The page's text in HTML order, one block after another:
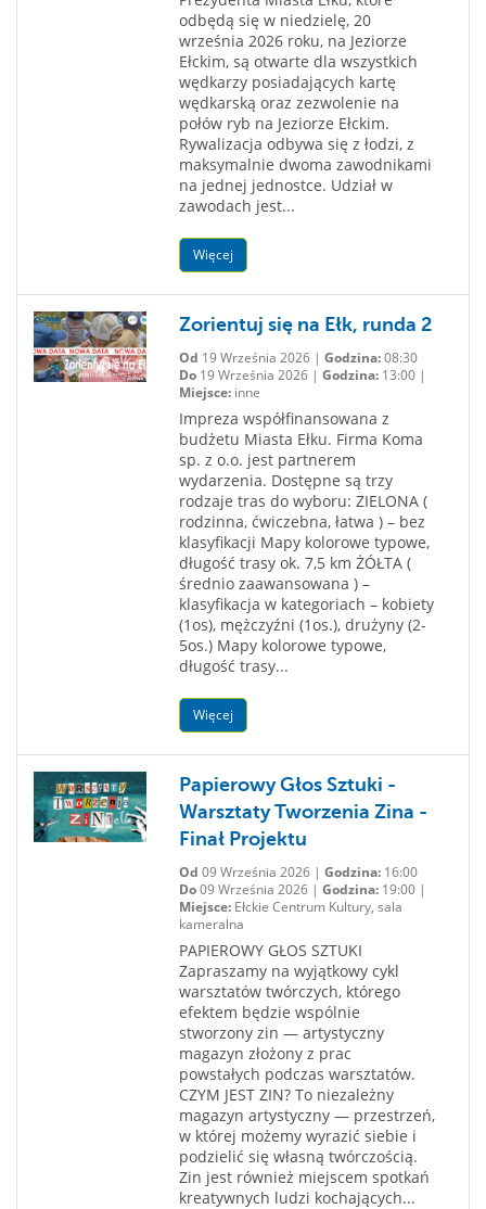
odbędą się w niedzielę, 20
września 2026 roku, na Jeziorze
Ełckim, są otwarte dla wszystkich
wędkarzy posiadających kartę
wędkarską oraz zezwolenie na
połów ryb na Jeziorze Ełckim.
Rywalizacja odbywa się z łodzi, z
maksymalnie dwoma zawodnikami
na jednej jednostce. Udział w
zawodach jest...
Więcej
Zorientuj się na Ełk, runda 2
Od 19 Września 2026 | Godzina:08:30
Do19 Września 2026 | Godzina:13:00 |
Miejsce:inne
Impreza współfinansowana z
budżetu Miasta Ełku. Firma Koma
sp. z o.o. jest partnerem
wydarzenia. Dostępne są trzy
rodzaje tras do wyboru: ZIELONA (
rodzinna, ćwiczebna, łatwa ) – bez
klasyfikacji Mapy kolorowe typowe,
długość trasy ok. 7,5 km ŻÓŁTA (
średnio zaawansowana ) –
klasyfikacja w kategoriach – kobiety
(1os), mężczyźni (1os.), drużyny (2-
5os.) Mapy kolorowe typowe,
długość trasy...
Więcej
Papierowy Głos Sztuki -
Warsztaty Tworzenia Zina -
Finał Projektu
Od 09 Września 2026 | Godzina:16:00
Do09 Września 2026 | Godzina:19:00 |
Miejsce:Ełckie Centrum Kultury, sala
kameralna
PAPIEROWY GŁOS SZTUKI
Zapraszamy na wyjątkowy cykl
warsztatów twórczych, którego
efektem będzie wspólnie
stworzony zin — artystyczny
magazyn złożony z prac
powstałych podczas warsztatów.
CZYM JEST ZIN? To niezależny
magazyn artystyczny — przestrzeń,
w której możemy wyrazić siebie i
podzielić się własną twórczością.
Zin jest również miejscem spotkań
kreatywnych ludzi kochających...